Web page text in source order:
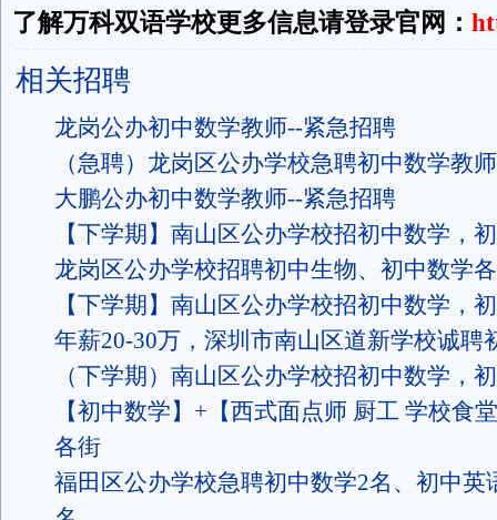
了解万科双语学校更多信息请登录官网：
相关招聘
龙岗公办初中数学教师--紧急招聘
（急聘）龙岗区公办学校急聘初中数学教
大鹏公办初中数学教师--紧急招聘
【下学期】南山区公办学校招初中数学，
龙岗区公办学校招聘初中生物、初中数学
【下学期】南山区公办学校招初中数学，
年薪20-30万，深圳市南山区道新学校诚聘
（下学期）南山区公办学校招初中数学，
【初中数学】+【西式面点师 厨工 学校食
各街
福田区公办学校急聘初中数学2名、初中英